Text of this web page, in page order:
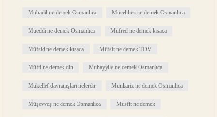
Mübadil ne demek Osmanlıca Mücehhez ne demek Osmanlıca
Müeddi ne demek Osmanlıca Müfred ne demek kısaca
Müfsid ne demek kısaca Müfsit ne demek TDV
Müfti ne demek din Muhayyile ne demek Osmanlıca
Mükellef davranışları nelerdir Münkariz ne demek Osmanlıca
Müşevveş ne demek Osmanlıca Musfit ne demek